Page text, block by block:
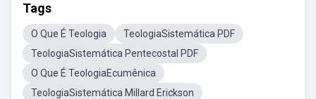
Tags
O Que É Teologia
TeologiaSistemática PDF
TeologiaSistemática Pentecostal PDF
O Que É TeologiaEcumênica
TeologiaSistemática Millard Erickson